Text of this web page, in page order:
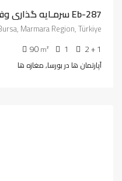
Marmara Region, Türkiye
2 + 1
1
90m²
آپارتمان ها در بورسا, مغازه ها